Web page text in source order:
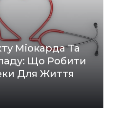
Міокарда Та
Що Робити
Для Життя